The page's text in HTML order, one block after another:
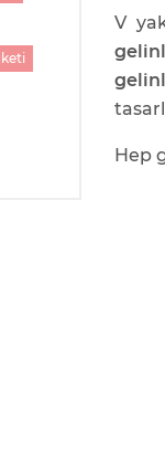
V
Hep